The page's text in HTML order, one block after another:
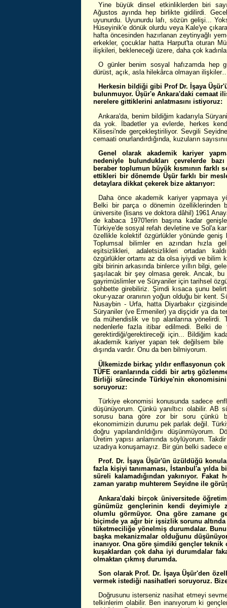
Yine büyük dinsel etkinliklerden biri
Ağustos ayında hep birlikte gidilirdi.
uyunurdu. Uyunurdu lafı, sözün gelişi...
Hüseyinik'e dönük olurdu veya Kale'ye
hafta öncesinden hazırlanan zeytinyağlı
erkekler, çocuklar hatta Harput'ta oturan
ilişkileri, bekleneceği üzere, daha çok
O günler benim sosyal hafızamda hep
dürüst, açık, asla hilekârca olmayan
Herkesin bildiği gibi Prof Dr. İşaya
bulunmuyor. Üşür'e Ankara'daki cemaat
nerelere gittiklerini anlatmasını istiyoruz:
Ankara'da, benim bildiğim kadarıyla
da yok. İbadetler ya evlerde, herkes
Kilisesi'nde gerçekleştiriliyor. Sevgili
cemaati onurlandırdığında, kuzuların
Genel olarak akademik kariyer
nedeniyle bulundukları çevrelerde
beraber toplumun büyük kısmının farklı
ettikleri bir dönemde Üşür farklı bir
detaylara dikkat çekerek bize aktarıyor:
Daha önce akademik kariyer yapmaya
Belki bir parça o dönemin özelliklerinden
üniversite (lisans ve doktora dâhil) 1961
de kabaca 1970'lerin başına kadar
Türkiye'de sosyal refah devletine ve Sol'a
özellikle kolektif özgürlükler yönünde
Toplumsal bilimler en azından hızla
eşitsizlikleri, adaletsizlikleri ortadan
özgürlükler ortamı az da olsa iyiydi ve bilim
gibi birinin arkasında binlerce yıllın bilgi,
şaşılacak bir şey olmasa gerek. Ancak,
gayrimüslimler ve Süryaniler için tarihsel
sohbette girebiliriz. Şimdi kısaca şunu
okur-yazar oranının yoğun olduğu bir kent.
Nusaybin - Urfa, hatta Diyarbakır
Süryaniler (ve Ermeniler) ya dişçidir ya da
da mühendislik ve tıp alanlarına yönelirdi.
nedenlerle fazla itibar edilmedi. Belki de
gerektirdiği/gerektireceği için... Bildiğim
akademik kariyer yapan tek değilsem
dışında vardır. Onu da ben bilmiyorum.
Ülkemizde birkaç yıldır enflasyonun
TÜFE oranlarında ciddi bir artış
Birliği sürecinde Türkiye'nin
soruyoruz:
Türkiye ekonomisi konusunda sadece
düşünüyorum. Çünkü yanıltıcı olabilir.
sorusu bana göre zor bir soru çünkü
ekonomimizin durumu pek parlak değil.
doğru yapılandırıldığını
Üretim yapısı anlamında söylüyorum.
uzadıya konuşamayız. Bir gün belki
Prof. Dr. İşaya Üşür'ün üzüldüğü
fazla kişiyi tanımaması, İstanbul'a yılda
süreli kalamadığından yakınıyor.
zaman yaratıp muhterem Seyidne ile
Ankara'daki birçok üniversitede
günümüz gençlerinin kendi deyimiyle
olumlu görmüyor. Ona göre zamane
biçimde ya ağır bir işsizlik sorunu
tüketmeciliğe yönelmiş durumdalar.
başka mekanizmalar olduğunu
inanıyor. Ona göre şimdiki gençler
kuşaklardan çok daha iyi durumdalar
olmaktan çıkmış durumda.
Son olarak Prof. Dr. İşaya Üşür'den
vermek istediği nasihatleri soruyoruz.
Doğrusunu isterseniz nasihat etmeyi
telkinlerim olabilir. Ben inanıyorum ki